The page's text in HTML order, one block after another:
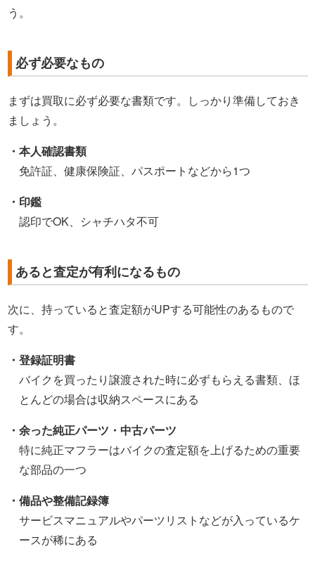
う。
必ず必要なもの
まずは買取に必ず必要な書類です。しっかり準備しておき
ましょう。
・本人確認書類
免許証、健康保険証、パスポートなどから1つ
・印鑑
認印でOK、シャチハタ不可
あると査定が有利になるもの
次に、持っていると査定額がUPする可能性のあるもので
す。
・登録証明書
バイクを買ったり譲渡された時に必ずもらえる書類、ほ
とんどの場合は収納スペースにある
・余った純正パーツ・中古パーツ
特に純正マフラーはバイクの査定額を上げるための重要
な部品の一つ
・備品や整備記録簿
サービスマニュアルやパーツリストなどが入っているケ
ースが稀にある